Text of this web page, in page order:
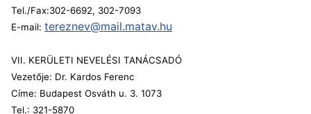
Tel./Fax:302-6692, 302-7093
E-mail: tereznev@mail.matav.hu
VII. KERÜLETI NEVELÉSI TANÁCSADÓ
Vezetője: Dr. Kardos Ferenc
Címe: Budapest Osváth u. 3. 1073
Tel.: 321-5870